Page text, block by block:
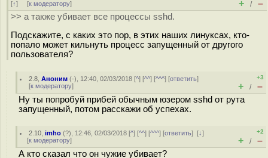
[↑] [к модератору] + / –
>> а также убивает все процессы sshd.
Подскажите, с каких это пор, в этих наших линуксах, кто-
попало может кильнуть процесс запущенный от другого
пользователя?
2.8 ,Аноним (-), 12:40, 02/03/2018 [^] [^^] [^^^] [ответить]
[к модератору]
+3
+ / –
Ну ты попробуй прибей обычным юзером sshd от рута
запущенный, потом расскажи об успехах.
2.10 ,imho (?), 12:46, 02/03/2018 [^] [^^] [^^^] [ответить][↓]
[к модератору]
+2
+ / –
А кто сказал что он чужие убивает?